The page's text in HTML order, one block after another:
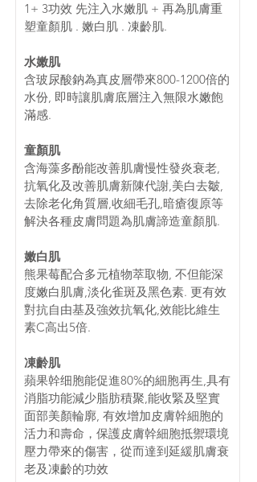
1+ 3功效 先注入水嫩肌 + 再為肌膚重
塑童顏肌 . 嫩白肌 . 凍齡肌.
水嫩肌
含玻尿酸鈉為真皮層帶來800-1200倍的
水份, 即時讓肌膚底層注入無限水嫩飽
滿感.
童顏肌
含海藻多酚能改善肌膚慢性發炎衰老,
抗氧化及改善肌膚新陳代謝,美白去皺,
去除老化角質層,收細毛孔,暗瘡復原等
解決各種皮膚問題為肌膚諦造童顏肌.
嫩白肌
熊果莓配合多元植物萃取物, 不但能深
度嫩白肌膚,淡化雀斑及黑色素. 更有效
對抗自由基及強效抗氧化,效能比維生
素C高出5倍.
凍齡肌
蘋果幹细胞能促進80%的細胞再生,具有
消脂功能減少脂肪積聚,能收緊及堅實
面部美顏輪廓, 有效增加皮膚幹細胞的
活力和壽命，保護皮膚幹細胞抵禦環境
壓力帶來的傷害，從而達到延緩肌膚衰
老及凍齡的功效